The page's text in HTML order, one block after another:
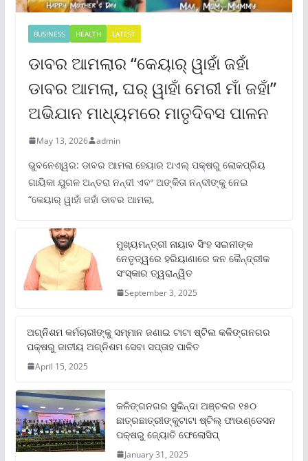
BUSINESS HEALTH LATEST
ଡାବର ଆମଲାର “କେୟାର୍ ୱାହାଁ ଜହାଁ
ଡାବର ଆମଲା, ଘର୍ ୱାହାଁ ମେରୀ ମାଁ ଜହାଁ”
ଅଭିଯାନ ମାଧ୍ୟମରେ ମାତୃଦିବସ ପାଳନ
May 13, 2026 admin
ଭୁବନେଶ୍ୱର: ଡାବର ଆମଲା ହେୟାର ଅଏଲ୍ ପକ୍ଷରୁ ଲୋକପ୍ରିୟ
ଗାୟିକା ଯୁଗଳ ଅନ୍ତରା ନନ୍ଦୀ ଏବଂ ଅଙ୍କିତା ନନ୍ଦୀଙ୍କୁ ନେଇ
“କେୟାର୍ ୱାହାଁ ଜହାଁ ଡାବର ଆମଲା,
ମୁଖ୍ୟମନ୍ତ୍ରୀ ନାୟାବ ସିଂହ ସଇନୀଙ୍କ
ନେତୃତ୍ୱରେ ହରିୟାଣାରେ ଜନ କୈନ୍ଦ୍ରୀକ
ସଂସ୍କାର ତ୍ୱରାନ୍ୱିତ
September 3, 2025
ଅଗ୍ନିଶମ କର୍ମଚାରୀଙ୍କୁ ସମ୍ମାନ ଜଣାଇ ଟାଟା ଷ୍ଟିଲ କଳିଙ୍ଗନଗର
ପକ୍ଷରୁ ଜାତୀୟ ଅଗ୍ନିଶମ ସେବା ସପ୍ତାହ ପାଳିତ
April 15, 2025
କଳିଙ୍ଗନଗର ସୁକିନ୍ଦା ଅଞ୍ଚଳର ୧୫୦
ଛାତ୍ରଛାତ୍ରୀଙ୍କୁଟାଟା ଷ୍ଟିଲ୍ ଫାଉଣ୍ଡେସନ
ପକ୍ଷରୁ ଜ୍ୟୋତି ଫେଲୋସିପ୍‌
January 31, 2025